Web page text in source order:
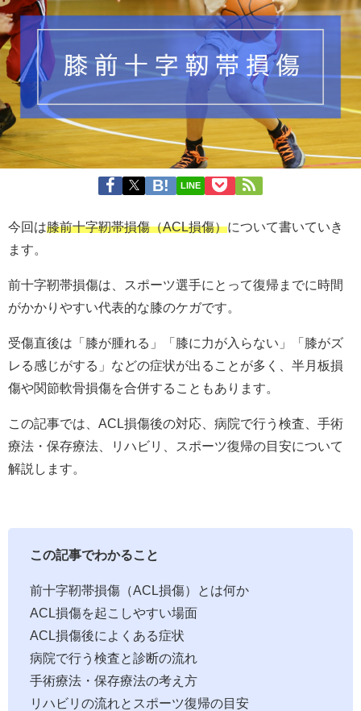
LINE
今回は膝前十字靭帯損傷（ACL損傷）について書いていき
ます。
前十字靭帯損傷は、スポーツ選手にとって復帰までに時間
がかかりやすい代表的な膝のケガです。
受傷直後は「膝が腫れる」「膝に力が入らない」「膝がズ
レる感じがする」などの症状が出ることが多く、半月板損
傷や関節軟骨損傷を合併することもあります。
この記事では、ACL損傷後の対応、病院で行う検査、手術
療法・保存療法、リハビリ、スポーツ復帰の目安について
解説します。
この記事でわかること
前十字靭帯損傷（ACL損傷）とは何か
ACL損傷を起こしやすい場面
ACL損傷後によくある症状
病院で行う検査と診断の流れ
手術療法・保存療法の考え方
リハビリの流れとスポーツ復帰の目安